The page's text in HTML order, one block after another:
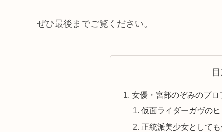
ぜひ最後までご覧ください。
女優・宮部のぞみのプロ
仮面ライダーガヴの
正統派美少女として